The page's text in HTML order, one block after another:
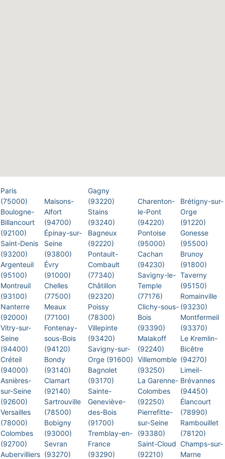
Paris
(75000)
Boulogne-
Billancourt
(92100)
Saint-Denis
(93200)
Argenteuil
(95100)
Montreuil
(93100)
Nanterre
(92000)
Vitry-sur-
Seine
(94400)
Créteil
(94000)
Asnières-
sur-Seine
(92600)
Versailles
(78000)
Colombes
(92700)
Aubervilliers
Maisons-
Alfort
(94700)
Épinay-sur-
Seine
(93800)
Évry
(91000)
Chelles
(77500)
Meaux
(77100)
Fontenay-
sous-Bois
(94120)
Bondy
(93140)
Clamart
(92140)
Sartrouville
(78500)
Bobigny
(93000)
Sevran
(93270)
Gagny
(93220)
Stains
(93240)
Bagneux
(92220)
Pontault-
Combault
(77340)
Châtillon
(92320)
Poissy
(78300)
Villepinte
(93420)
Savigny-sur-
Orge (91600)
Bagnolet
(93170)
Sainte-
Geneviève-
des-Bois
(91700)
Tremblay-en-
France
(93290)
Charenton-
le-Pont
(94220)
Pontoise
(95000)
Cachan
(94230)
Savigny-le-
Temple
(77176)
Clichy-sous-
Bois
(93390)
Malakoff
(92240)
Villemomble
(93250)
La Garenne-
Colombes
(92250)
Pierrefitte-
sur-Seine
(93380)
Saint-Cloud
(92210)
Brétigny-sur-
Orge
(91220)
Gonesse
(95500)
Brunoy
(91800)
Taverny
(95150)
Romainville
(93230)
Montfermeil
(93370)
Le Kremlin-
Bicêtre
(94270)
Limeil-
Brévannes
(94450)
Élancourt
(78990)
Rambouillet
(78120)
Champs-sur-
Marne